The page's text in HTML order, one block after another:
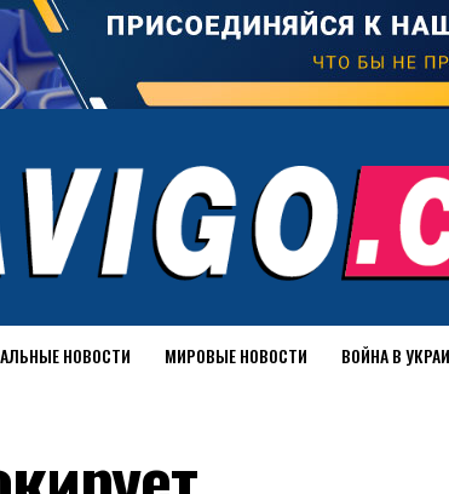
НОВОСТИ МИРОВЫЕ НОВОСТИ ВОЙНА В